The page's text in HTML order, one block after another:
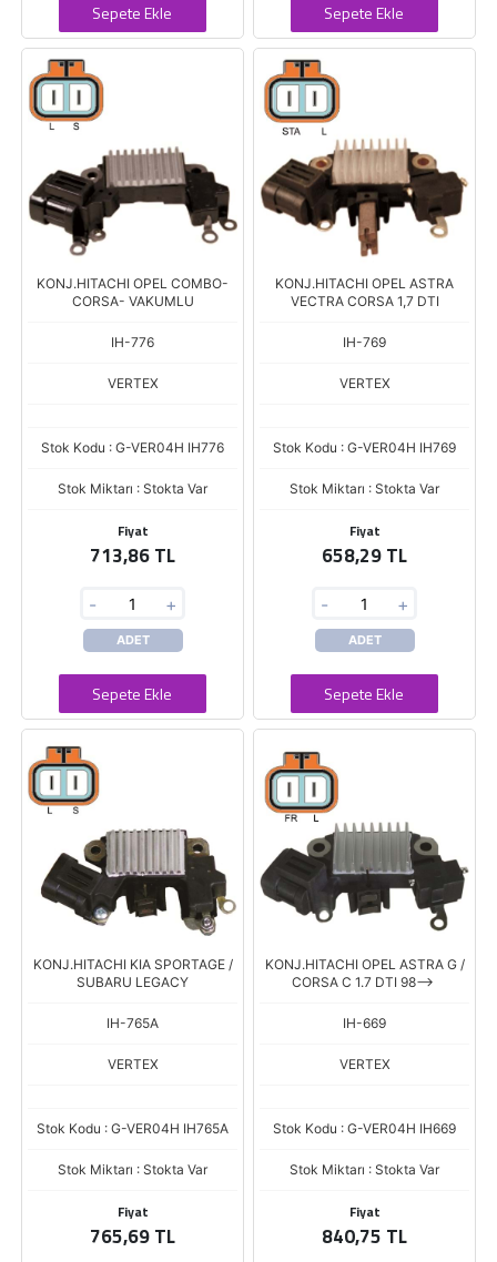
Sepete Ekle Sepete Ekle
KONJ.HITACHI OPEL COMBO-
CORSA- VAKUMLU
IH-776
VERTEX
Stok Kodu : G-VER04H IH776
Stok Miktarı : Stokta Var
Fiyat
713,86 TL
- +
ADET
Sepete Ekle
KONJ.HITACHI OPEL ASTRA
VECTRA CORSA 1,7 DTI
IH-769
VERTEX
Stok Kodu : G-VER04H IH769
Stok Miktarı : Stokta Var
Fiyat
658,29 TL
- +
ADET
Sepete Ekle
KONJ.HITACHI KIA SPORTAGE /
SUBARU LEGACY
IH-765A
VERTEX
Stok Kodu : G-VER04H IH765A
Stok Miktarı : Stokta Var
Fiyat
765,69 TL
KONJ.HITACHI OPEL ASTRA G /
CORSA C 1.7 DTI 98-->
IH-669
VERTEX
Stok Kodu : G-VER04H IH669
Stok Miktarı : Stokta Var
Fiyat
840,75 TL